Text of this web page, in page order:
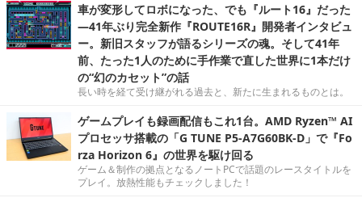
車が変形してロボになった、でも『ルート16』だった
―41年ぶり完全新作『ROUTE16R』開発者インタビュ
ー。新旧スタッフが語るシリーズの魂。そして41年
前、たった1人のために手作業で直した世界に1本だけ
の“幻のカセット”の話
長い時を経て受け継がれる過去と、新たに生まれるものとは。
ゲームプレイも録画配信もこれ1台。AMD Ryzen™ AI
プロセッサ搭載の「G TUNE P5-A7G60BK-D」で『Fo
rza Horizon 6』の世界を駆け回る
ゲーム＆制作の拠点となるノートPCで話題のレースタイトルを
プレイ。放熱性能もチェックしました！